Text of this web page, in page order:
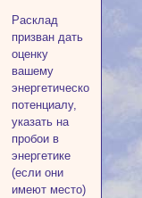
Расклад
призван дать
оценку
вашему
энергетическому
потенциалу,
указать на
пробои в
энергетике
(если они
имеют место)